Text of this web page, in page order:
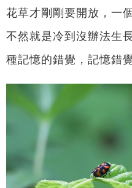
花草才剛剛要開放，一
不然就是冷到沒辦法生
種記憶的錯覺，記憶錯